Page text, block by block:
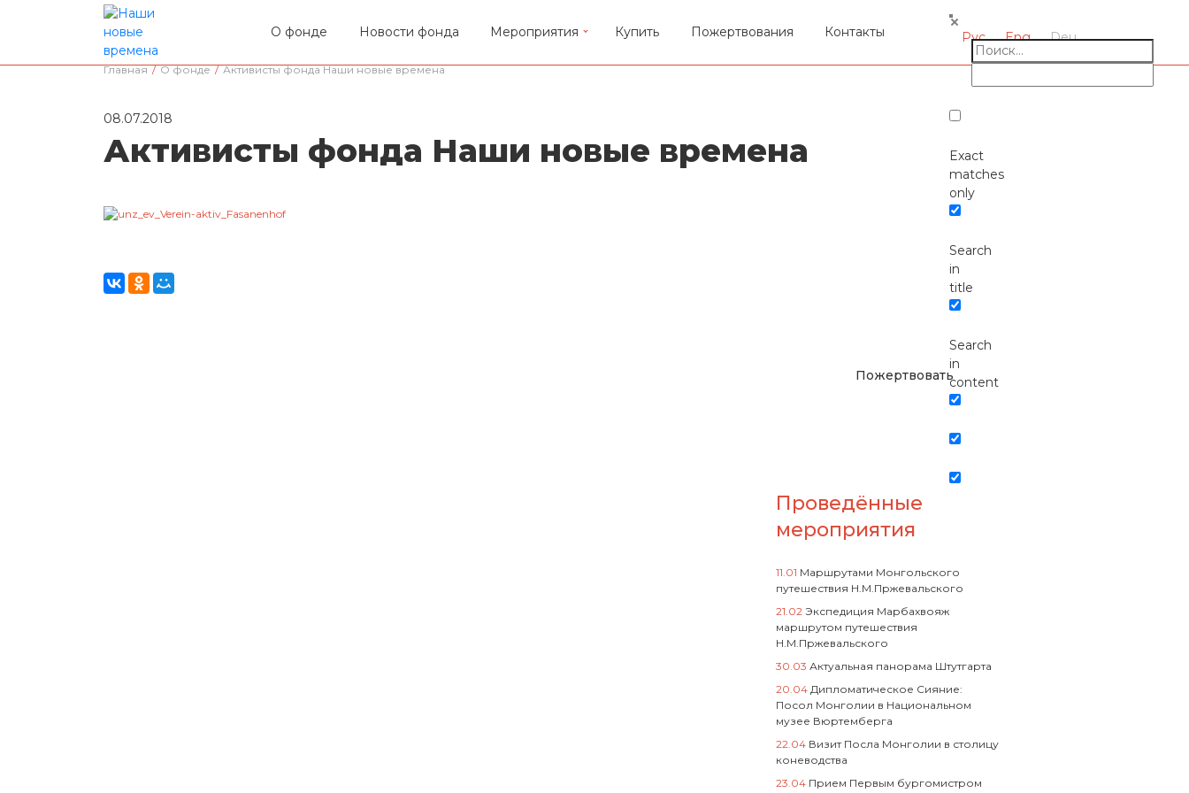
О фонде Новости фонда Мероприятия Купить Пожертвования Контакты
Exact
matches
only
Search
in
title
Search
in
content
Рус Eng Deu
Главная / О фонде / Активисты фонда Наши новые времена
08.07.2018
Активисты фонда Наши новые времена
Окажите поддержку
руским проектам в
Пожертвовать
Проведённые
мероприятия
11.01 Маршрутами Монгольского
путешествия Н.М.Пржевальского
21.02 Экспедиция Марбахвояж
маршрутом путешествия
Н.М.Пржевальского
30.03 Актуальная панорама Штутгарта
20.04 Дипломатическое Сияние:
Посол Монголии в Национальном
музее Вюртемберга
22.04 Визит Посла Монголии в столицу
коневодства
23.04 Прием Первым бургомистром